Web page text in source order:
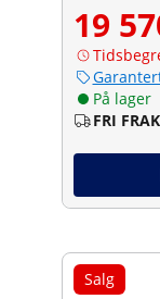
19
På lager
FRI
Salg